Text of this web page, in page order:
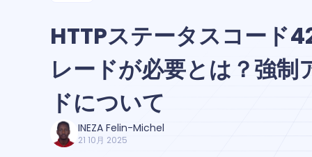
HTTPステータスコード
レードが必要とは？強制
ドについて
INEZA Felin-Michel
21 10月 2025